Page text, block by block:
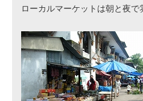
参加費用一覧
お申込み
高校生向け特集
文化体験と観光
ローカルマーケットは朝と夜で